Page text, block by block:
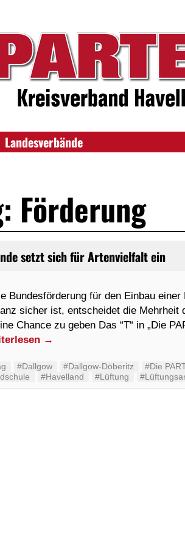
Landesverbände
Förderung
setzt sich für Artenvielfalt ein
Bundesförderung für den Einbau
sicher ist, entscheidet die
Chance zu geben Das “T“ in „Die
→
#Dallgow #Dallgow-Döberitz #Die
#Havelland #Lüftung